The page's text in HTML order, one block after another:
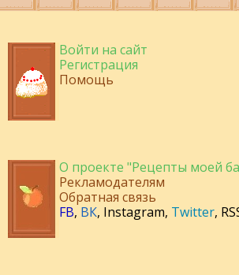
Войти на сайт
Регистрация
Помощь
О проекте "Рецепты моей
Рекламодателям
Обратная связь
FB, ВК, Instagram, Twitter,